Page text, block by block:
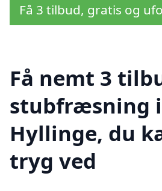
Få 3 tilbud, gratis og
Få nemt 3
stubfræsning
Hyllinge, du
tryg ved